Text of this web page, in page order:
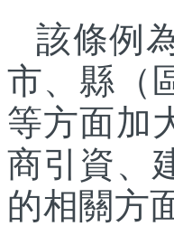
該條例
市、縣（
等方面加
商引資、
的相關方